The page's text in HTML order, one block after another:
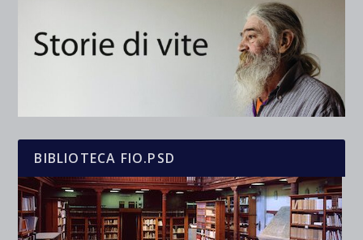
BIBLIOTECA FIO.PSD